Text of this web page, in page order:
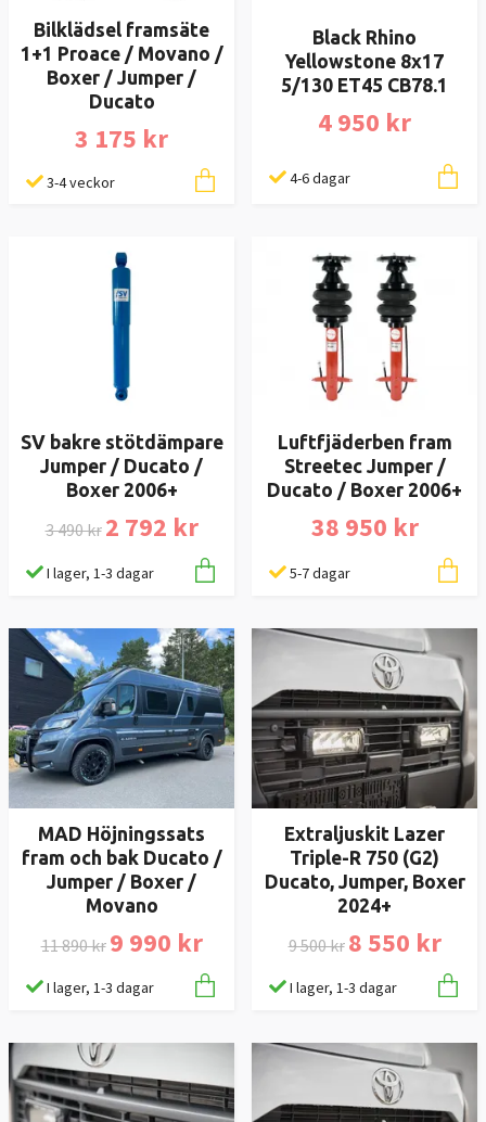
Bilklädsel framsäte
1+1 Proace / Movano /
Boxer / Jumper /
Ducato
3 175 kr
3-4 veckor
Black Rhino
Yellowstone 8x17
5/130 ET45 CB78.1
4 950 kr
4-6 dagar
SV bakre stötdämpare
Jumper / Ducato /
Boxer 2006+
3 490 kr 2 792 kr
I lager, 1-3 dagar
Luftfjäderben fram
Streetec Jumper /
Ducato / Boxer 2006+
38 950 kr
5-7 dagar
MAD Höjningssats
fram och bak Ducato /
Jumper / Boxer /
Movano
11 890 kr 9 990 kr
I lager, 1-3 dagar
Extraljuskit Lazer
Triple-R 750 (G2)
Ducato, Jumper, Boxer
2024+
9 500 kr 8 550 kr
I lager, 1-3 dagar